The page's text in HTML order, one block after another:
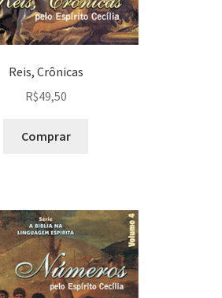
Reis, Crônicas
R$49,50
Comprar